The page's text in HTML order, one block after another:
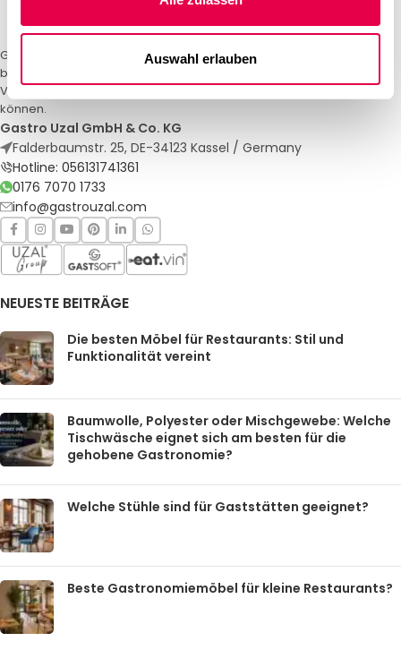
Auswahl erlauben
Gastro Uzal – Ihr Spezialist für Gastronomiemöbel und -textilien. Wir
bieten maßgeschneiderte Lösungen für Restaurants, Hotels und
Veranstaltungen. Qualität und Service, auf die Sie sich verlassen
können.
Gastro Uzal GmbH & Co. KG
Falderbaumstr. 25, DE-34123 Kassel / Germany
Hotline: 056131741361
0176 7070 1733
info@gastrouzal.com
NEUESTE BEITRÄGE
Die besten Möbel für Restaurants: Stil und
Funktionalität vereint
Baumwolle, Polyester oder Mischgewebe: Welche
Tischwäsche eignet sich am besten für die
gehobene Gastronomie?
Welche Stühle sind für Gaststätten geeignet?
Beste Gastronomiemöbel für kleine Restaurants?